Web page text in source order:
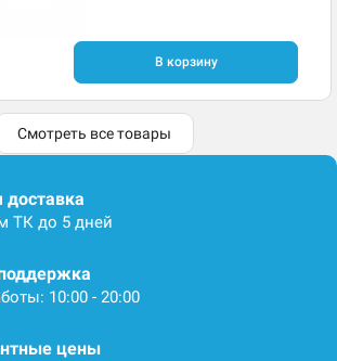
В корзину
Смотреть все товары
доставка
ТК до 5 дней
10:00 - 20:00
цены